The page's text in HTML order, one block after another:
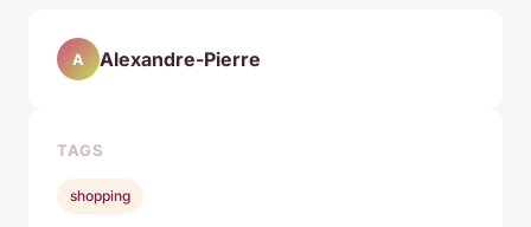
A Alexandre-Pierre
TAGS
shopping